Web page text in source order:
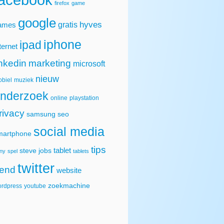
firefox game
google gratis hyves
ipad iphone
marketing microsoft
muziek nieuw
online playstation
samsung seo
social media
spel steve jobs tablet tablets tips
twitter website
youtube zoekmachine